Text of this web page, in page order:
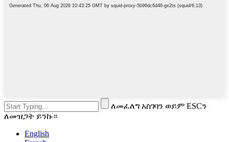
ለመፈለግ አስገባን ወይም ESCን
ለመዝጋት ይንኩ።
English